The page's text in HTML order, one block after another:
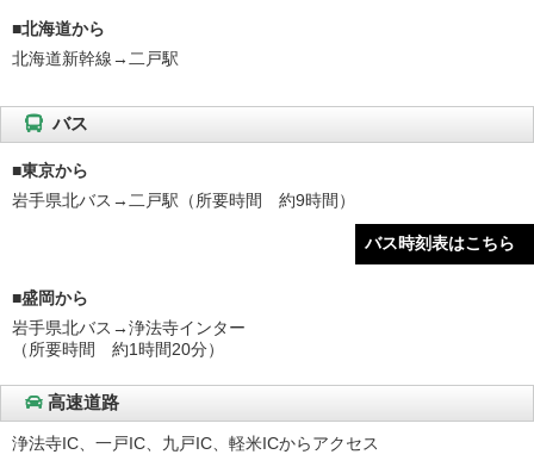
■北海道から
北海道新幹線→二戸駅
バス
■東京から
岩手県北バス→二戸駅（所要時間 約9時間）
バス時刻表はこちら
■盛岡から
岩手県北バス→浄法寺インター
（所要時間 約1時間20分）
高速道路
浄法寺IC、一戸IC、九戸IC、軽米ICからアクセス